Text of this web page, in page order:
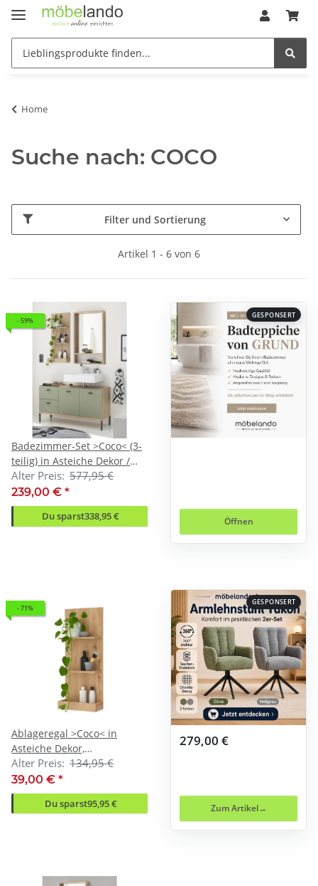
Home
Suche nach: COCO
Filter und Sortierung
Artikel 1 - 6 von 6
- 59%
Badezimmer-Set >Coco< (3-
teilig) in Asteiche Dekor /
pine green - 119x200x38
(BxHxT)
Alter Preis: 577,95 €
239,00 € *
Du sparst338,95 €
GESPONSERT
Öffnen
- 71%
Ablageregal >Coco< in
Asteiche Dekor,
Holzwerkstoff - 40x90x16cm
(BxHxT)
Alter Preis: 134,95 €
39,00 € *
Du sparst95,95 €
GESPONSERT
279,00 €
Zum Artikel